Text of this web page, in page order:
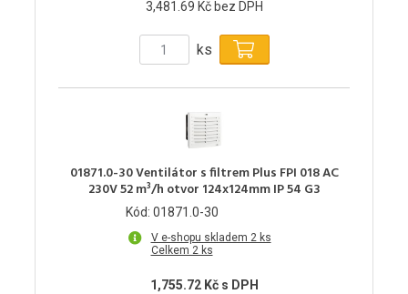
3,481.69 Kč bez DPH
ks
01871.0-30 Ventilátor s filtrem Plus FPI 018 AC
230V 52 m³/h otvor 124x124mm IP 54 G3
Kód: 01871.0-30
V e-shopu skladem 2 ks
Celkem 2 ks
1,755.72 Kč s DPH